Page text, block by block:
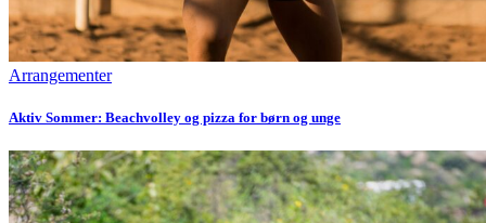
Arrangementer
Aktiv Sommer: Beachvolley og pizza for børn og unge